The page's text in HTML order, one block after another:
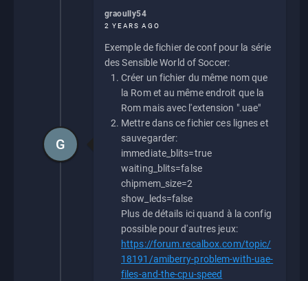
graoully54
2 YEARS AGO
Exemple de fichier de conf pour la série
des Sensible World of Soccer:
Créer un fichier du même nom que
la Rom et au même endroit que la
Rom mais avec l'extension ".uae"
Mettre dans ce fichier ces lignes et
sauvegarder:
immediate_blits=true
waiting_blits=false
chipmem_size=2
show_leds=false
Plus de détails ici quand à la config
possible pour d'autres jeux:
https://forum.recalbox.com/topic/
18191/amiberry-problem-with-uae-
files-and-the-cpu-speed
G